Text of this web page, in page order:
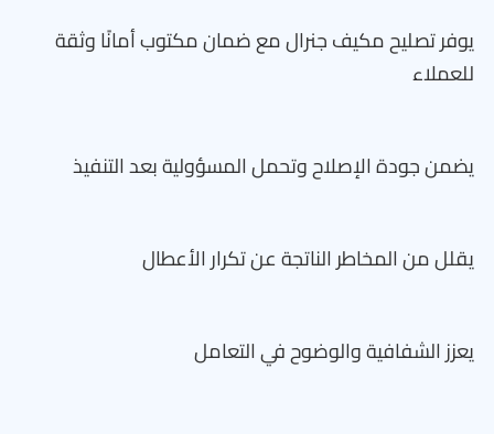
يوفر تصليح مكيف جنرال مع ضمان مكتوب أمانًا وثقة
للعملاء
يضمن جودة الإصلاح وتحمل المسؤولية بعد التنفيذ
يقلل من المخاطر الناتجة عن تكرار الأعطال
يعزز الشفافية والوضوح في التعامل